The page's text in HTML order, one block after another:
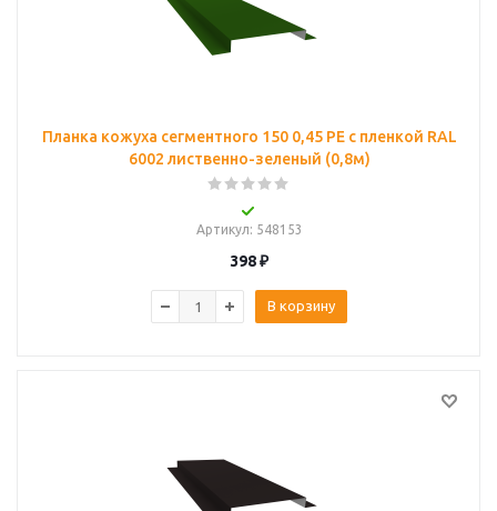
Планка кожуха сегментного 150 0,45 PE с пленкой RAL
6002 лиственно-зеленый (0,8м)
Артикул: 548153
398₽
В корзину